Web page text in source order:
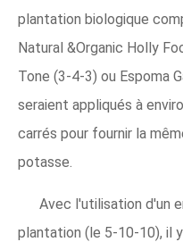
plantation biologique
Natural &Organic Holly
Tone (3-4-3) ou Espoma
seraient appliqués à
carrés pour fournir la
potasse.
Avec l'utilisation d'un
plantation (le 5-10-10), il